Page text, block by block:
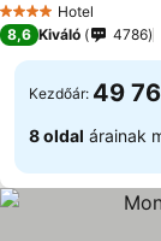
4 KategóriaHotel
8,6 Kiváló 4786
Kezdőár: 49
8 oldal árainak